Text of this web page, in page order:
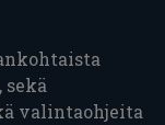
sekä
valintaohjeita